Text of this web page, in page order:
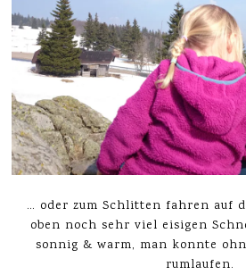
… oder zum Schlitten fahren auf
oben noch sehr viel eisigen
sonnig & warm, man konnte
rumlaufen.